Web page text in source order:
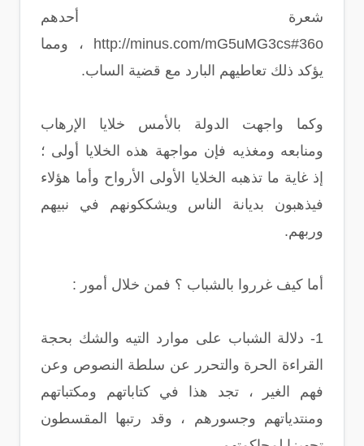
شعرة أحدهم
http://minus.com/mG5uMG3cs#36o ، ومما
يؤكد ذلك تعاطيهم البارد مع قضية الساب.
وكما واجهت الدولة بالأمس خلايا الإرهاب
ومنابعه ومغذيه فإن مواجهة هذه الخلايا أولى ؛
إذ غاية ما تذهبه الخلايا الأولى الأرواح وأما هؤلاء
فيذهبون بديانة الناس ويشككونهم في نبيهم
وربهم.
أما كيف غرروا بالشباب ؟ فمن خلال أمور :
1- دلالة الشباب على موارد التيه والشك بحجة
القراءة الحرة والتحرر عن سلطة النصوص وعن
فهم الغير ، تجد هذا في كتاباتهم ومكتباتهم
ومنتدياتهم وجسورهم ، وقد رتبها المقسطون